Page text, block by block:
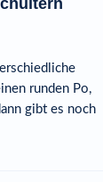
runden Po,
gibt es noch